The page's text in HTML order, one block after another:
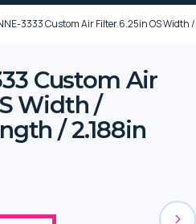
3333 Custom Air Filter 6.25in OS
Custom Air
Width /
/ 2.188in